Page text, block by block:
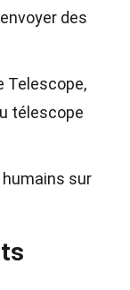
des
Telescope,
télescope
humains sur